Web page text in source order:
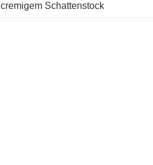
cremigem Schattenstock